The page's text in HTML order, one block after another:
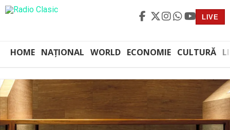
LIVE
HOME NAȚIONAL WORLD ECONOMIE CULTURĂ